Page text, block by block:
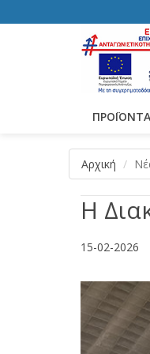
ΠΡΟΪΟΝΤΑ
Αρχική
Η
15-02-2026